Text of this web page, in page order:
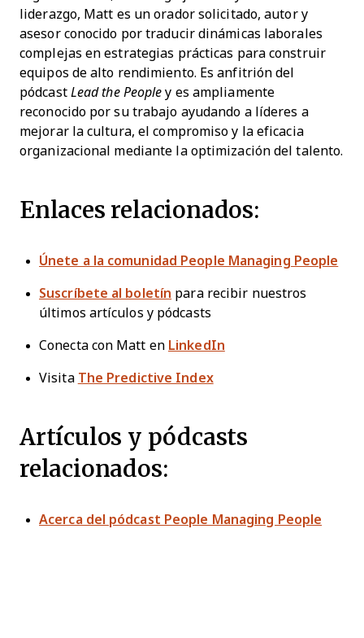
liderazgo, Matt es un orador solicitado, autor y
asesor conocido por traducir dinámicas laborales
complejas en estrategias prácticas para construir
equipos de alto rendimiento. Es anfitrión del
pódcast Lead the People y es ampliamente
reconocido por su trabajo ayudando a líderes a
mejorar la cultura, el compromiso y la eficacia
organizacional mediante la optimización del talento.
Enlaces relacionados:
Únete a la comunidad People Managing People
Suscríbete al boletín para recibir nuestros
últimos artículos y pódcasts
Conecta con Matt en LinkedIn
Visita The Predictive Index
Artículos y pódcasts
relacionados:
Acerca del pódcast People Managing People